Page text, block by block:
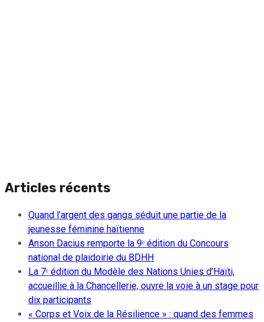
Articles récents
Quand l’argent des gangs séduit une partie de la
jeunesse féminine haïtienne
Anson Dacius remporte la 9ᵉ édition du Concours
national de plaidoirie du BDHH
La 7ᵉ édition du Modèle des Nations Unies d’Haïti,
accueillie à la Chancellerie, ouvre la voie à un stage pour
dix participants
« Corps et Voix de la Résilience » : quand des femmes